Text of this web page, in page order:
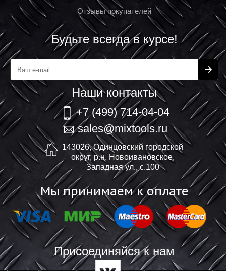
Отзывы покупателей
Будьте всегда в курсе!
Наши контакты
+7 (499) 714-04-04
sales@mixtools.ru
143026, Одинцовский городской
округ, р.н. Новоивановское,
Западная ул., с.100
Мы принимаем к оплате
Присоединяйся к нам